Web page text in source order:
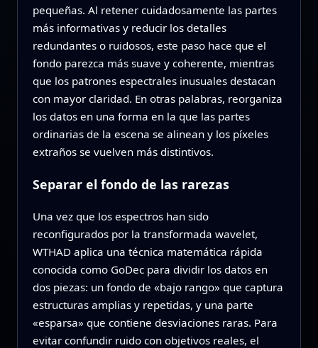
pequeñas. Al retener cuidadosamente las partes
más informativas y reducir los detalles
redundantes o ruidosos, este paso hace que el
fondo parezca más suave y coherente, mientras
que los patrones espectrales inusuales destacan
con mayor claridad. En otras palabras, reorganiza
los datos en una forma en la que las partes
ordinarias de la escena se alinean y los píxeles
extraños se vuelven más distintivos.
Separar el fondo de las rarezas
Una vez que los espectros han sido
reconfigurados por la transformada wavelet,
WTHAD aplica una técnica matemática rápida
conocida como GoDec para dividir los datos en
dos piezas: un fondo de «bajo rango» que captura
estructuras amplias y repetidas, y una parte
«esparsa» que contiene desviaciones raras. Para
evitar confundir ruido con objetivos reales, el